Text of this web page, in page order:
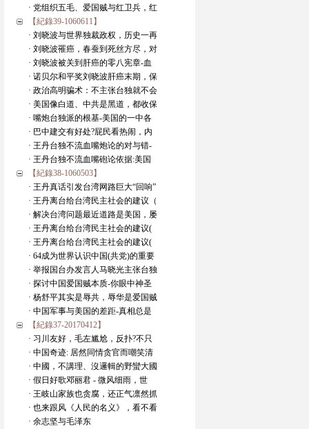
· 党组织五毛、爱国贼与红卫兵，红
【紀錄39-1060611】
· 刘晓波与世界独裁政权，历史一再
· 刘晓波罹癌，春蚕到死丝方尽，对
· 刘晓波被关到肝癌的零八宪章-血
· 诺贝尔和平奖刘晓波肝癌末期，保
· 政治高明骗术：不主张台独就不会
· 美国像白道、中共是黑道，都收保
· 嘴炮台独派的根基-美国的一中各
· 巴中建交有好处?屁民看热闹，内
· 王丹台独不流血嘴炮论的对与错-
· 王丹台独不流血嘴砲论依据:美国
【紀錄38-1060503】
· 王丹真话引发台湾网路巨大“回响”
· 王丹离台给台湾民主社会的建议（
· 解决台湾问题最近道路是美国，屡
· 王丹离台给台湾民主社会的建议(
· 王丹离台给台湾民主社会的建议(
· 64成为世界认识中国(共党)的重要
· 举报国台办发言人马晓光主张台独
· 探讨中国爱国贼本质-你眼中神圣
· 杨舒平其实是辱共，辱华是爱国贼
· 中国军事与美国的差距-真相总是
【紀錄37-20170412】
· 习川友好，毛左尴尬，反扑?不只
· 中国奇迹: 居然同情贪官而嘲笑清
· 中國，不講理、沒邏輯的野蠻大國
· 假日好歌邓丽君 - 微风细雨，世
· 王岐山家族也贪腐，还正气凛然抓
· 也来跟风《人民的名义》，看不看
· 余志坚与毛泽东